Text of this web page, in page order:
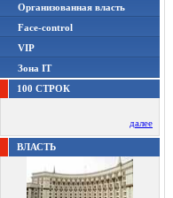
Организованная власть
Face-control
VIP
Зона IT
100 СТРОК
далее
ВЛАСТЬ